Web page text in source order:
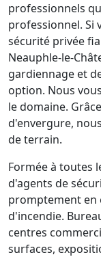
professionnels
professionnel. Si
sécurité privée
Neauphle-le-
gardiennage et
option. Nous
le domaine.
d'envergure,
de terrain.
Formée à toutes
d'agents de
promptement en
d'incendie.
centres
surfaces,